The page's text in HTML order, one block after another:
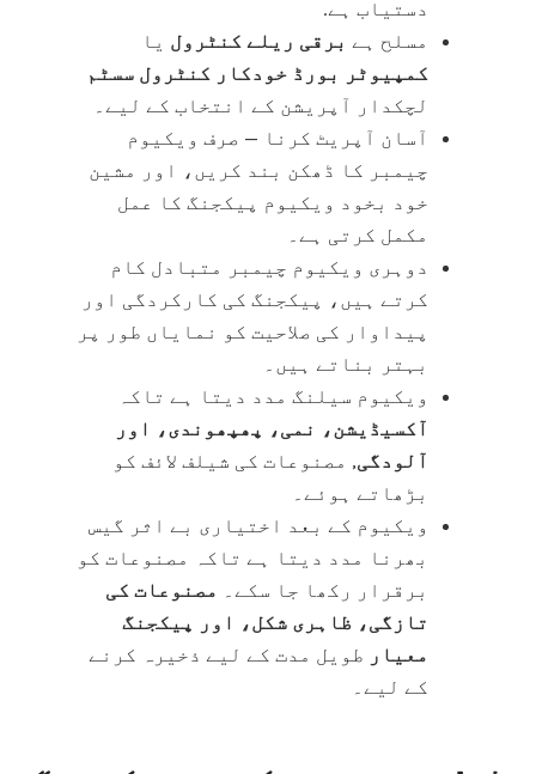
دستیاب ہے.
مسلح ہے برقی ریلے کنٹرول یا
کمپیوٹر بورڈ خودکار کنٹرول سسٹم
لچکدار آپریشن کے انتخاب کے لیے۔
آسان آپریٹ کرنا — صرف ویکیوم
چیمبر کا ڈھکن بند کریں، اور مشین
خود بخود ویکیوم پیکجنگ کا عمل
مکمل کرتی ہے۔
دوہری ویکیوم چیمبر متبادل کام
کرتے ہیں، پیکجنگ کی کارکردگی اور
پیداوار کی صلاحیت کو نمایاں طور پر
بہتر بناتے ہیں۔
ویکیوم سیلنگ مدد دیتا ہے تاکہ
آکسیڈیشن، نمی، پھپھوندی، اور
آلودگی, مصنوعات کی شیلف لائف کو
بڑھاتے ہوئے۔
ویکیوم کے بعد اختیاری بے اثر گیس
بھرنا مدد دیتا ہے تاکہ مصنوعات کو
برقرار رکھا جا سکے۔ مصنوعات کی
تازگی، ظاہری شکل، اور پیکجنگ
معیار طویل مدت کے لیے ذخیرہ کرنے
کے لیے۔